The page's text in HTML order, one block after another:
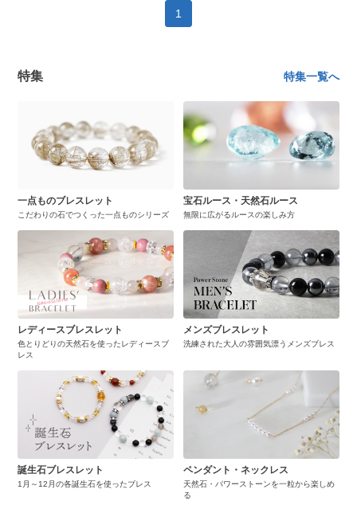
1
特集 特集一覧へ
一点ものブレスレット
こだわりの石でつくった一点ものシリーズ
宝石ルース・天然石ルース
無限に広がるルースの楽しみ方
レディースブレスレット
色とりどりの天然石を使ったレディースブ
レス
メンズブレスレット
洗練された大人の雰囲気漂うメンズブレス
誕生石ブレスレット
1月～12月の各誕生石を使ったブレス
ペンダント・ネックレス
天然石・パワーストーンを一粒から楽しめ
る